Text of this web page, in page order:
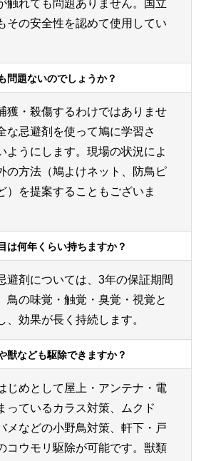
触れても問題ありません。国立
その安全性を認めて使用してい
問題ないのでしょうか？
獲・殺傷するわけではありませ
な忌避剤を使って鳩に学習さ
ようにします。現場の状況によ
の方法（鳩よけネット、防鳥ピ
）を提案することもございま
は何年くらい持ちますか？
避剤については、3年の保証期間
鳥の味覚・触覚・臭覚・視覚と
、効果が長く持続します。
獣なども駆除できますか？
じめとして屋上・アンテナ・電
っているカラス対策、ムクド
メなどの小野鳥対策、軒下・戸
コウモリ駆除が可能です。獣類